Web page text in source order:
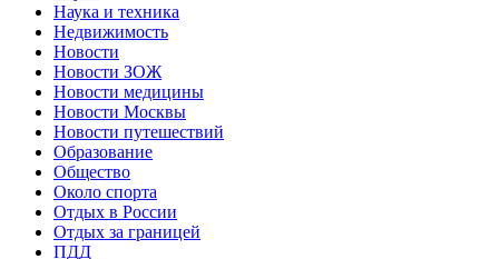
Наука и техника
Недвижимость
Новости
Новости ЗОЖ
Новости медицины
Новости Москвы
Новости путешествий
Образование
Общество
Около спорта
Отдых в России
Отдых за границей
ПДД